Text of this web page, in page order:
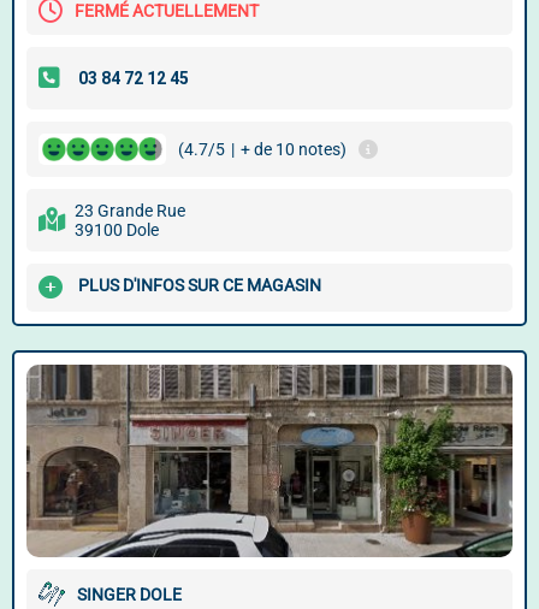
FERMÉ ACTUELLEMENT
(4.7/5 | + de 10 notes)
23 Grande Rue
39100 Dole
PLUS D'INFOS SUR CE MAGASIN
SINGER DOLE